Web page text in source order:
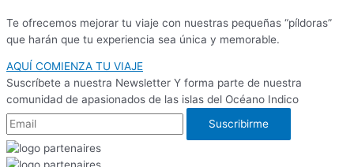
Te ofrecemos mejorar tu viaje con nuestras pequeñas “píldoras”
que harán que tu experiencia sea única y memorable.
AQUÍ COMIENZA TU VIAJE
Suscríbete a nuestra Newsletter Y forma parte de nuestra
comunidad de apasionados de las islas del Océano Indico